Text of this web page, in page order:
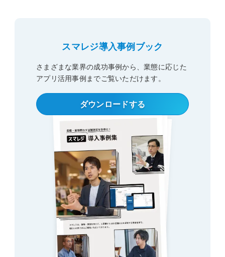
スマレジ導入事例ブック
さまざまな業界の成功事例から、業態に応じた
アプリ活用事例までご覧いただけます。
ダウンロードする